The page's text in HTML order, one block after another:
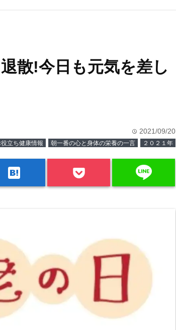
散!今日も元気を差し
time 2021/09/20
役立ち健康情報 朝一番の心と身体の栄養の一言 ２０２１年
hatenabookmark line